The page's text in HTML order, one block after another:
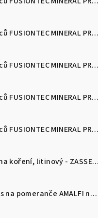
Sada hrnců FUSIONTEC MINERAL PRO 4 ks, Quartz růžová - WMF
Sada hrnců FUSIONTEC MINERAL PRO 4 ks, edice Tim Raue modrá - WMF
Sada hrnců FUSIONTEC MINERAL PRO 4 ks, mango žlutá - WMF
Sada hrnců FUSIONTEC MINERAL PRO 4 ks, papája oranžová - WMF
Hmoždíř na koření, litinový - ZASSENHAUS
Pákový Lis na pomeranče AMALFI nerezový lesklý - CILIO Solingen